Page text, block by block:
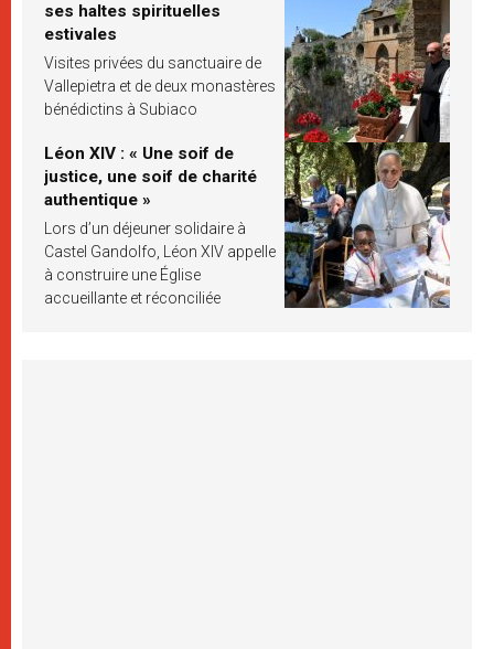
ses haltes spirituelles
estivales
Visites privées du sanctuaire de
Vallepietra et de deux monastères
bénédictins à Subiaco
Léon XIV : « Une soif de
justice, une soif de charité
authentique »
Lors d’un déjeuner solidaire à
Castel Gandolfo, Léon XIV appelle
à construire une Église
accueillante et réconciliée